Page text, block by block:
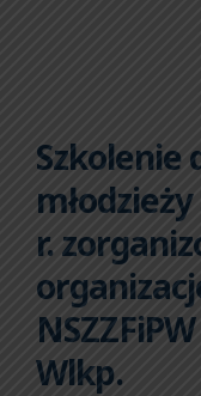
Szkolenie
r.
Wlkp.